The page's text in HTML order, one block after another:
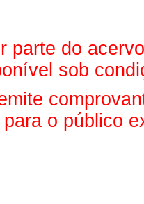
parte do
sob
o público